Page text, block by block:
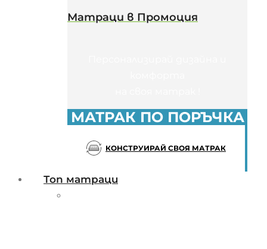
Матраци в Промоция
МАТРАК ПО ПОРЪЧКА
КОНСТРУИРАЙ СВОЯ МАТРАК
Топ матраци